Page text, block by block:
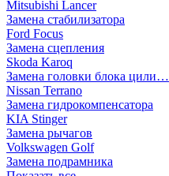
Mitsubishi Lancer
Замена стабилизатора
Ford Focus
Замена сцепления
Skoda Karoq
Замена головки блока цили…
Nissan Terrano
Замена гидрокомпенсатора
KIA Stinger
Замена рычагов
Volkswagen Golf
Замена подрамника